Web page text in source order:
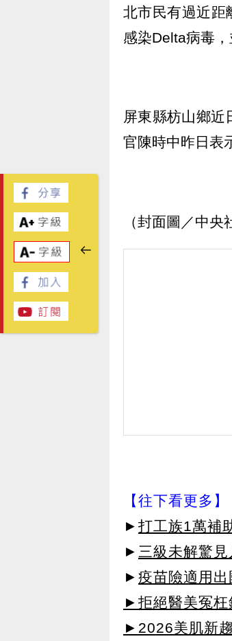
北市民有過近距
感染Delta病毒，
屏東縣枋山鄉
官陳時中昨日表
（封面圖／中央
【往下看更多】
► 打工族1萬補
► 三級未解驚
► 疫苗險適用
►拒絕醫美冤枉
►2026美肌新